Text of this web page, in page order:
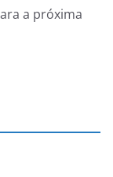
a próxima